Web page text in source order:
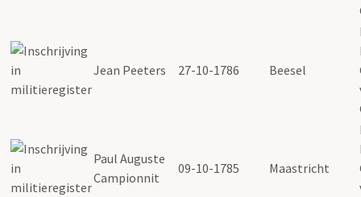
Jean Peeters 27-10-1786 Beesel
Paul Auguste
Campionnit
09-10-1785 Maastricht